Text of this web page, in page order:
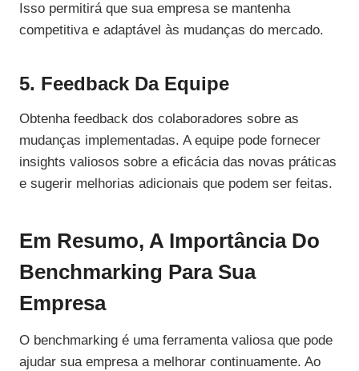
Isso permitirá que sua empresa se mantenha
competitiva e adaptável às mudanças do mercado.
5. Feedback Da Equipe
Obtenha feedback dos colaboradores sobre as
mudanças implementadas. A equipe pode fornecer
insights valiosos sobre a eficácia das novas práticas
e sugerir melhorias adicionais que podem ser feitas.
Em Resumo, A Importância Do
Benchmarking Para Sua
Empresa
O benchmarking é uma ferramenta valiosa que pode
ajudar sua empresa a melhorar continuamente. Ao